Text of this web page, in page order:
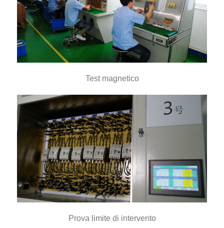
Test magnetico
Prova limite di intervento